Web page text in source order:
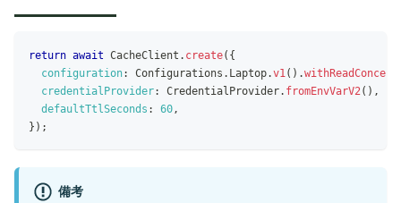
return await CacheClient . create( {
configuration: Configurations . Laptop.v1( ) .withReadConcern
credentialProvider: CredentialProvider. fromEnvVarV2( ) ,
defaultTtlSeconds : 60,
} ) ;
備考